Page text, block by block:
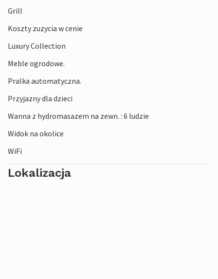
Grill
Koszty zuzycia w cenie
Luxury Collection
Meble ogrodowe.
Pralka automatyczna.
Przyjazny dla dzieci
Wanna z hydromasazem na zewn. : 6 ludzie
Widok na okolice
WiFi
Lokalizacja